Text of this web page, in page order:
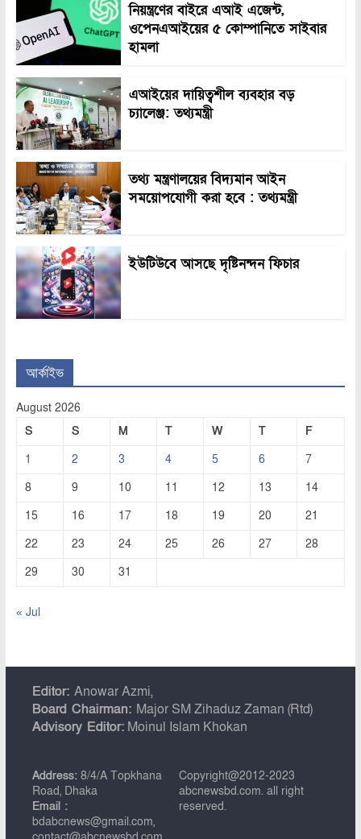
নিয়ন্ত্রণের বাইরে এআই এজেন্ট,
ওপেনএআইয়ের ৫ কোম্পানিতে সাইবার
হামলা
এআইয়ের দায়িত্বশীল ব্যবহার বড়
চ্যালেঞ্জ: তথ্যমন্ত্রী
তথ্য মন্ত্রণালয়ের বিদ্যমান আইন
সময়োপযোগী করা হবে : তথ্যমন্ত্রী
ইউটিউবে আসছে দৃষ্টিনন্দন ফিচার
আর্কাইভ
August 2026
S
S M T W T
F
1
2 3 4 5 6
7
8
9 10 11 12 13
14
15
16 17 18 19 20
21
22
23 24 25 26 27
28
29
30 31
« Jul
Editor: Anowar Azmi,
Board Chairman: Major SM Zihaduz Zaman (Rtd)
Advisory Editor:Moinul Islam Khokan
Address:8/4/A Topkhana
Road, Dhaka
Email :
bdabcnews@gmail.com,
Copyright@2012-2023
abcnewsbd.com. all right
reserved.